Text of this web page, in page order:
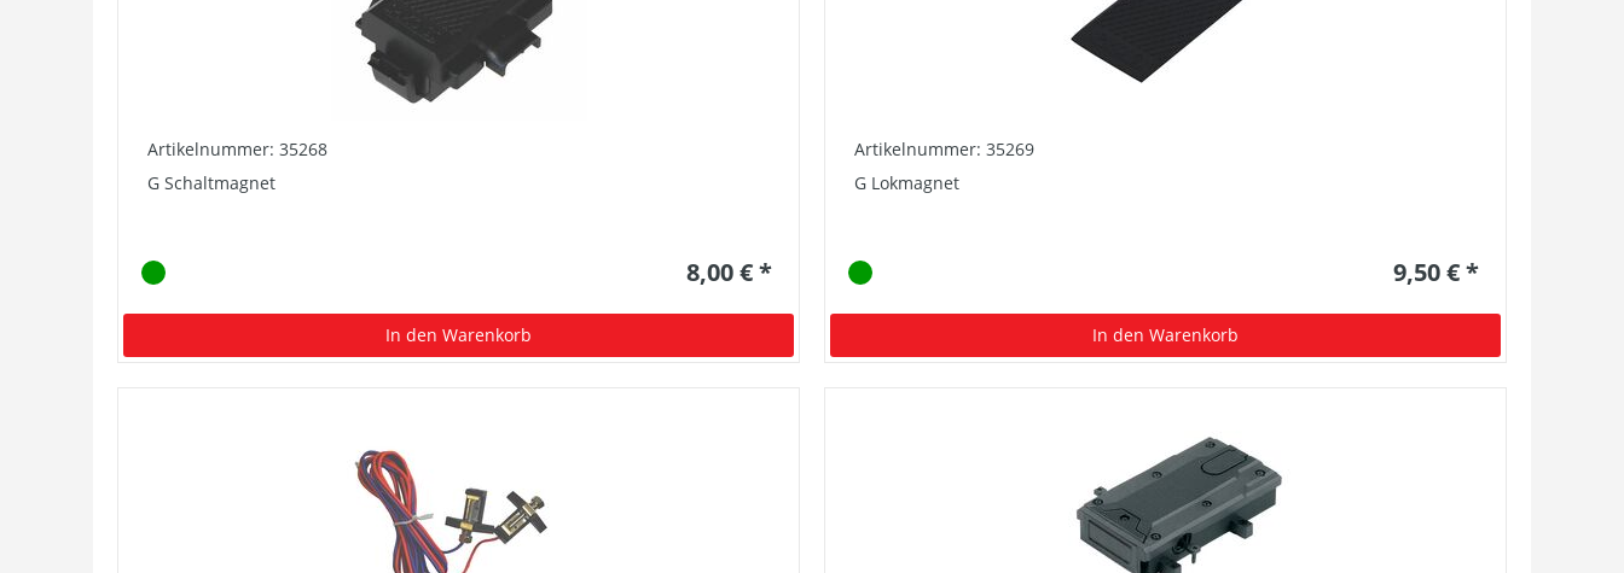
Artikelnummer: 35268
G Schaltmagnet
8,00 € *
In den Warenkorb
Artikelnummer: 35269
G Lokmagnet
9,50 € *
In den Warenkorb